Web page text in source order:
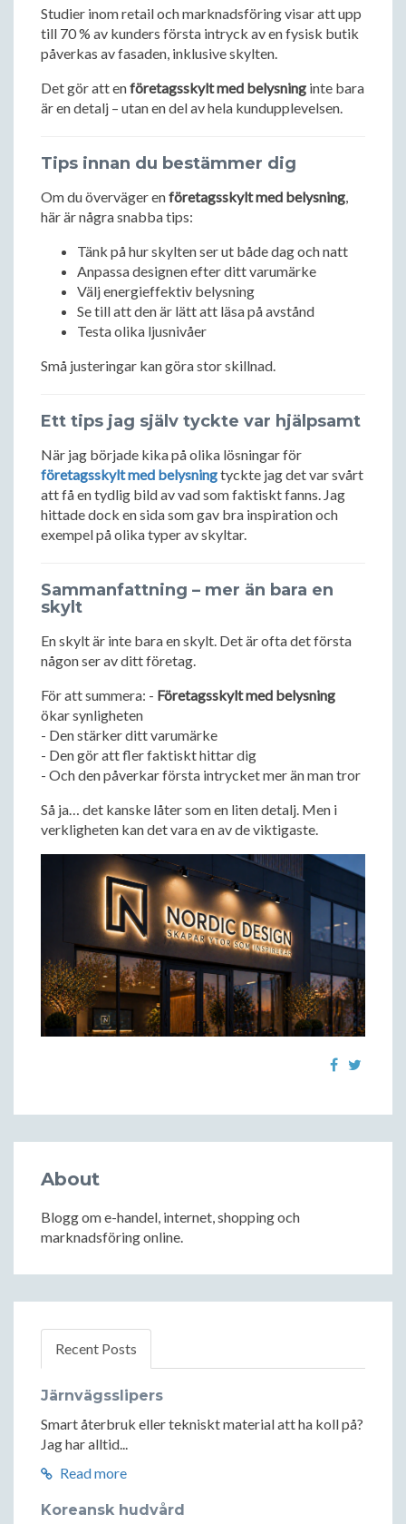
Studier inom retail och marknadsföring visar att upp
till 70 % av kunders första intryck av en fysisk butik
påverkas av fasaden, inklusive skylten.
Det gör att enföretagsskylt med belysning inte bara
är en detalj – utan en del av hela kundupplevelsen.
Tips innan du bestämmer dig
Om du överväger enföretagsskylt med belysning,
här är några snabba tips:
Tänk på hur skylten ser ut både dag och natt
Anpassa designen efter ditt varumärke
Välj energieffektiv belysning
Se till att den är lätt att läsa på avstånd
Testa olika ljusnivåer
Små justeringar kan göra stor skillnad.
Ett tips jag själv tyckte var hjälpsamt
När jag började kika på olika lösningar för
företagsskylt med belysningtyckte jag det var svårt
att få en tydlig bild av vad som faktiskt fanns. Jag
hittade dock en sida som gav bra inspiration och
exempel på olika typer av skyltar.
Sammanfattning – mer än bara en
skylt
En skylt är inte bara en skylt. Det är ofta det första
någon ser av ditt företag.
För att summera: - Företagsskylt med belysning
ökar synligheten
- Den stärker ditt varumärke
- Den gör att fler faktiskt hittar dig
- Och den påverkar första intrycket mer än man tror
Så ja… det kanske låter som en liten detalj. Men i
verkligheten kan det vara en av de viktigaste.
About
Blogg om e-handel, internet, shopping och
marknadsföring online.
Recent Posts
Järnvägsslipers
Smart återbruk eller tekniskt material att ha koll på?
Jag har alltid...
Read more
Koreansk hudvård